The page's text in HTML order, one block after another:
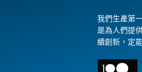
我們生產第
是為人們提
續創新，定